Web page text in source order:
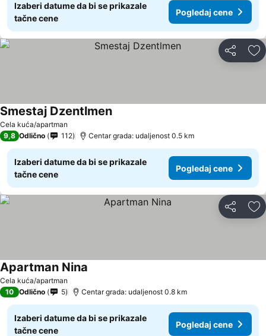
Izaberi datume da bi se prikazale
tačne cene
Pogledaj cene
Deli
Cela kuća/apartman
Smestaj DzentlmenPogledaj cene
9,8 Odlično 112 Centar grada: udaljenost 0.5 km
Izaberi datume da bi se prikazale
tačne cene
Pogledaj cene
Deli
Cela kuća/apartman
Apartman Nina
10 Odlično 5 Centar grada: udaljenost 0.8 km
Izaberi datume da bi se prikazale
tačne cene
Pogledaj cene